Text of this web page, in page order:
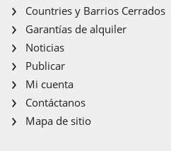
Countries y Barrios Cerrados
Garantías de alquiler
Noticias
Publicar
Mi cuenta
Contáctanos
Mapa de sitio